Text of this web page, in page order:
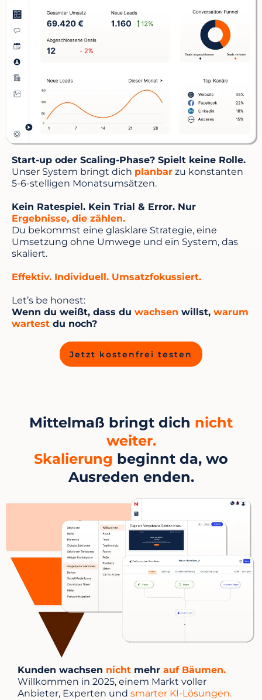
Start-up oder Scaling-Phase? Spielt keine Rolle.
Unser System bringt dich planbar zu konstanten
5-6-stelligen Monatsumsätzen.
Kein Ratespiel. Kein Trial & Error. Nur
Ergebnisse, die zählen.
Du bekommst eine glasklare Strategie, eine
Umsetzung ohne Umwege und ein System, das
skaliert.
Effektiv. Individuell. Umsatzfokussiert.
Let’s be honest:
Wenn du weißt, dass du wachsen willst, warum
wartest du noch?
Jetzt kostenfrei testen
Mittelmaß bringt dich nicht
weiter.
Skalierung beginnt da, wo
Ausreden enden.
Kunden wachsen nicht mehr auf Bäumen.
Willkommen in 2025, einem Markt voller
Anbieter, Experten und smarter KI-Lösungen.